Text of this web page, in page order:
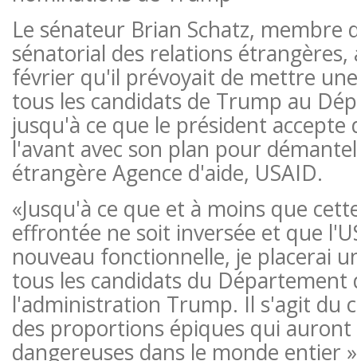
Le sénateur Brian Schatz, membre
sénatorial des relations étrangères,
février qu'il prévoyait de mettre
tous les candidats de Trump au
jusqu'à ce que le président accepte
l'avant avec son plan pour
étrangère Agence d'aide, USAID.
«Jusqu'à ce que et à moins que
effrontée ne soit inversée et que
nouveau fonctionnelle, je placerai
tous les candidats du Département
l'administration Trump. Il s'agit du
des proportions épiques qui auront
dangereuses dans le monde entier